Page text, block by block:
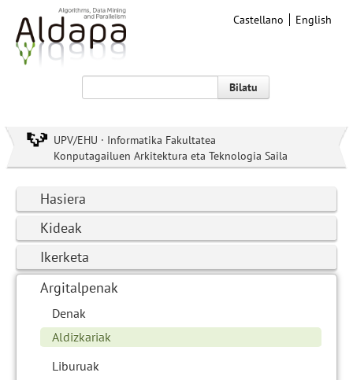
Castellano English
Bilatu
UPV/EHU · Informatika Fakultatea
Konputagailuen Arkitektura eta Teknologia Saila
Hasiera
Kideak
Ikerketa
Argitalpenak
Denak
Aldizkariak
Liburuak